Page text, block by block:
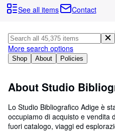
Rare Books
Art & Collectables
Textbooks
Sellers
Start Selling
See all items
Contact
Shop About Policies
More search options
About Studio
Lo Studio Bibliografico Adige è
occupiamo di acquisto e vendita
fuori catalogo, viaggi ed